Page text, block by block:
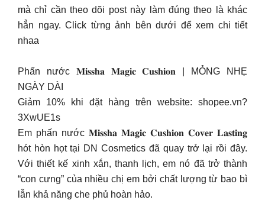
mà chỉ cần theo dõi post này làm đúng theo là khác
hẳn ngay. Click từng ảnh bên dưới để xem chi tiết
nhaa
Phấn nước 𝐌𝐢𝐬𝐬𝐡𝐚 𝐌𝐚𝐠𝐢𝐜 𝐂𝐮𝐬𝐡𝐢𝐨𝐧 | MỎNG NHẸ
NGÀY DÀI
Giảm 10% khi đặt hàng trên website: shopee.vn?
3XwUE1s
Em phấn nước 𝐌𝐢𝐬𝐬𝐡𝐚 𝐌𝐚𝐠𝐢𝐜 𝐂𝐮𝐬𝐡𝐢𝐨𝐧 𝐂𝐨𝐯𝐞𝐫 𝐋𝐚𝐬𝐭𝐢𝐧𝐠
hót hòn họt tại DN Cosmetics đã quay trở lại rồi đây.
Với thiết kế xinh xắn, thanh lịch, em nó đã trở thành
“con cưng” của nhiều chị em bởi chất lượng từ bao bì
lẫn khả năng che phủ hoàn hảo.